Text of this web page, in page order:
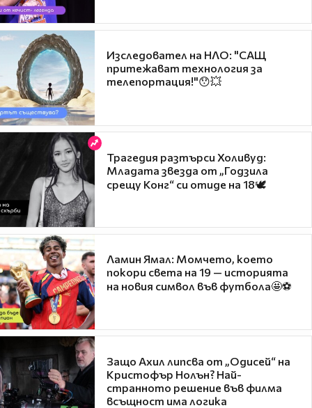
Изследовател на НЛО: "САЩ
притежават технология за
телепортация!"😯💥
Трагедия разтърси Холивуд:
Младата звезда от „Годзила
срещу Конг“ си отиде на 18🕊️
Ламин Ямал: Момчето, което
покори света на 19 — историята
на новия символ във футбола🤩⚽
Защо Ахил липсва от „Одисей“ на
Кристофър Нолън? Най-
странното решение във филма
всъщност има логика